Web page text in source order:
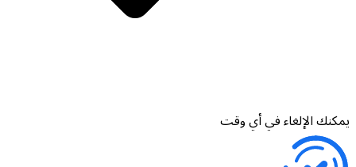
يمكنك الإلغاء في أي وقت